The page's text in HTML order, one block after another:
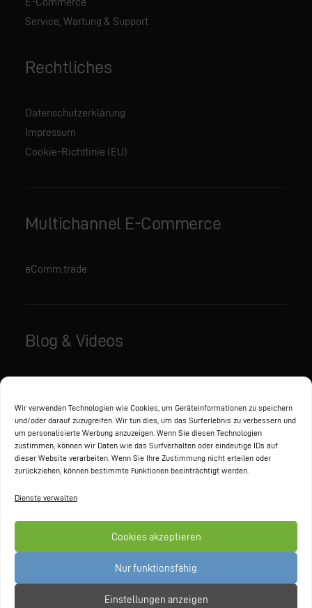
Wir verwenden Technologien wie Cookies, um Geräteinformationen zu speichern
und/oder darauf zuzugreifen. Wir tun dies, um das Surferlebnis zu verbessern und
um personalisierte Werbung anzuzeigen. Wenn Sie diesen Technologien
zustimmen, können wir Daten wie das Surfverhalten oder eindeutige IDs auf
dieser Website verarbeiten. Wenn Sie Ihre Zustimmung nicht erteilen oder
zurückziehen, können bestimmte Funktionen beeinträchtigt werden.
Dienste verwalten
Cookies akzeptieren
Nur funktionsfähig
Einstellungen anzeigen
Service, Wartung & Support
Rechtliches
Datenschutzerklärung
Impressum
Cookie-Richtlinie (EU)
Multichannel E-Commerce
eComm.trade
Blog & Videos
Videos
Partner
© 2026 GAXWEB GmbH